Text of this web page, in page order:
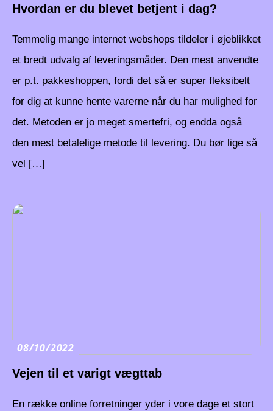
Hvordan er du blevet betjent i dag?
Temmelig mange internet webshops tildeler i øjeblikket
et bredt udvalg af leveringsmåder. Den mest anvendte
er p.t. pakkeshoppen, fordi det så er super fleksibelt
for dig at kunne hente varerne når du har mulighed for
det. Metoden er jo meget smertefri, og endda også
den mest betalelige metode til levering. Du bør lige så
vel […]
08/10/2022
Vejen til et varigt vægttab
En række online forretninger yder i vore dage et stort